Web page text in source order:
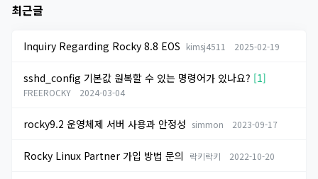
최근글
Inquiry Regarding Rocky 8.8 EOS kimsj4511 2025-02-19
sshd_config 기본값 원복할 수 있는 명령어가 있나요? [1]
FREEROCKY 2024-03-04
rocky9.2 운영체제 서버 사용과 안정성 simmon 2023-09-17
Rocky Linux Partner 가입 방법 문의 락키락키 2022-10-20